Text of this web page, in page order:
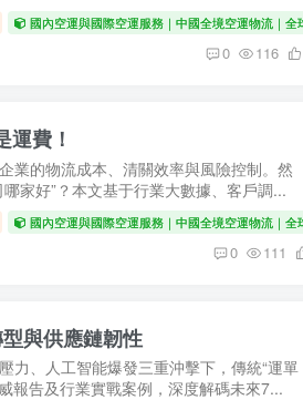
國內空運與國際空運服務｜中國全境空運物流｜全
0 116
費！
業的物流成本、清關效率與風險控制。然
家好”？本文基于行業大數據、客戶調...
國內空運與國際空運服務｜中國全境空運物流｜全
0 111
與供應鏈韌性
力、人工智能爆發三重沖擊下，傳統“運單
報告及行業實戰案例，深度解碼未來7...